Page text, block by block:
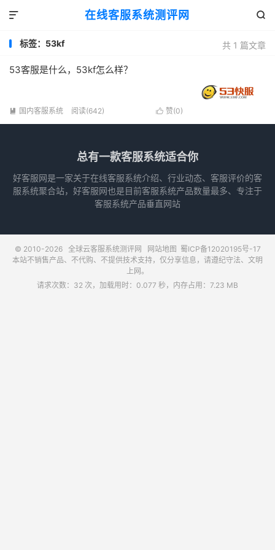
在线客服系统测评网 

共 1 篇文章
标签：53kf
53客服是什么，53kf怎么样？
 赞(0)
 国内客服系统 阅读(642)
总有一款客服系统适合你
好客服网是一家关于在线客服系统介绍、行业动态、客服评价的客
服系统聚合站，好客服网也是目前客服系统产品数量最多、专注于
客服系统产品垂直网站
© 2010-2026 全球云客服系统测评网 网站地图 蜀ICP备12020195号-17
本站不销售产品、不代购、不提供技术支持，仅分享信息，请遵纪守法、文明
上网。
请求次数：32 次，加载用时：0.077 秒，内存占用：7.23 MB